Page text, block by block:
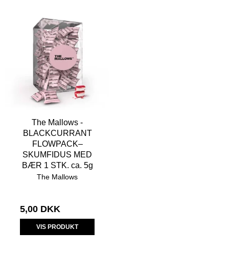
The Mallows -
BLACKCURRANT
FLOWPACK–
SKUMFIDUS MED
BÆR 1 STK. ca. 5g
The Mallows
5,00 DKK
VIS PRODUKT